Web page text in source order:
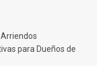
para Dueños de